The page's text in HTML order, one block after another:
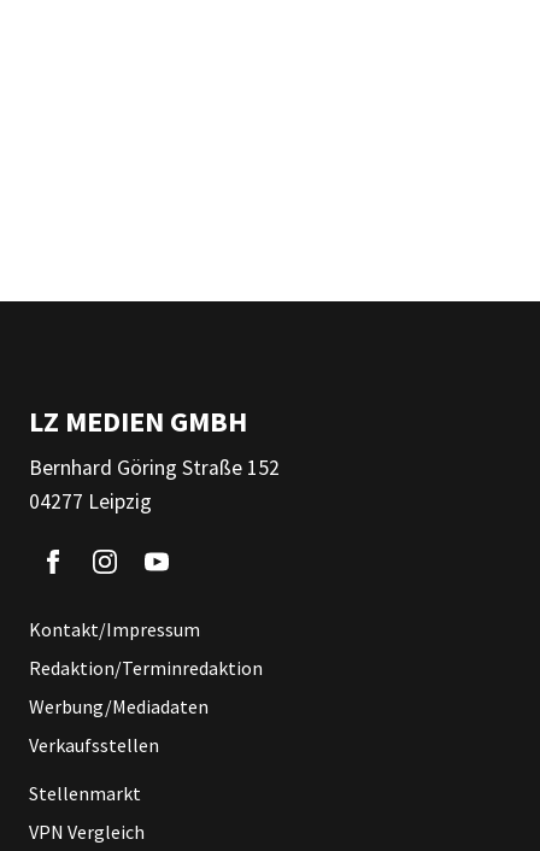
LZ MEDIEN GMBH
Bernhard Göring Straße 152
04277 Leipzig
Kontakt/Impressum
Redaktion/Terminredaktion
Werbung/Mediadaten
Verkaufsstellen
Stellenmarkt
VPN Vergleich